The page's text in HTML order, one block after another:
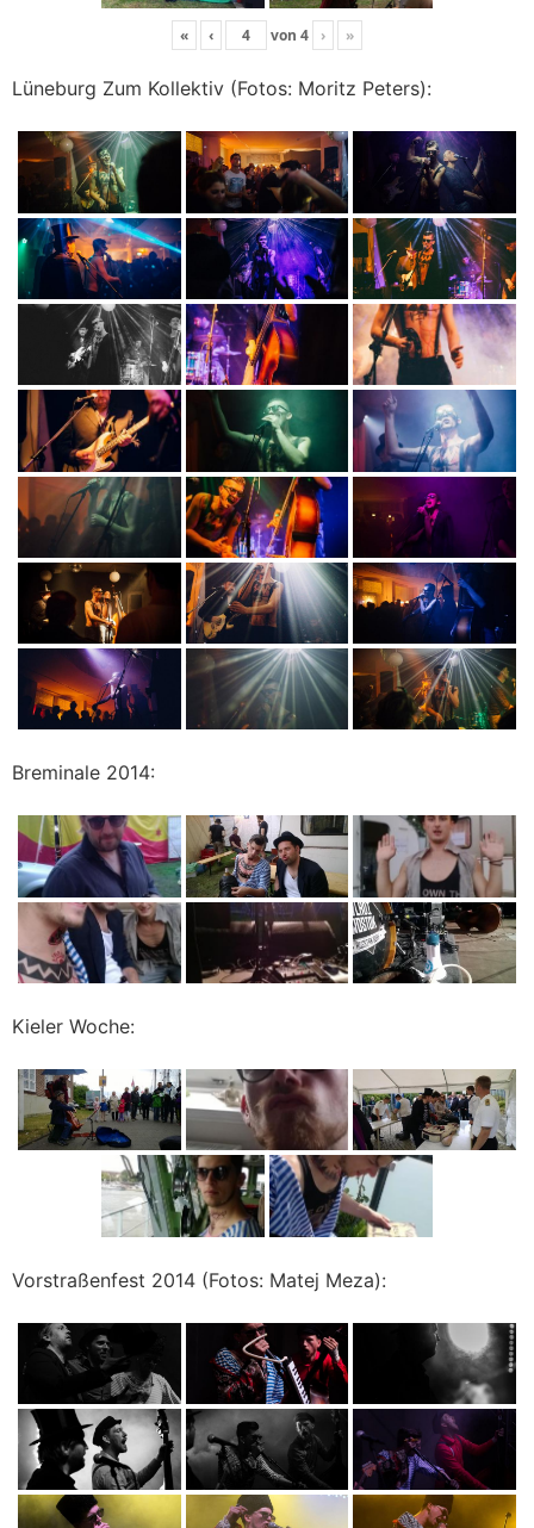
« ‹ von 4 › »
Lüneburg Zum Kollektiv (Fotos: Moritz Peters):
Breminale 2014:
Kieler Woche:
Vorstraßenfest 2014 (Fotos: Matej Meza):